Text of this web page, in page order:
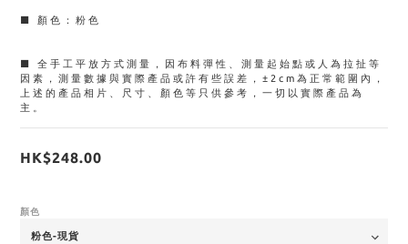
■ 顏色：粉色
■ 全手工平放方式測量，因布料彈性、測量起始點或人為拉扯等
因素，測量數據與實際產品或許有些誤差，±2cm為正常範圍內，
上述的產品相片、尺寸、顏色等只供參考，一切以實際產品為
主。
HK$248.00
顏色